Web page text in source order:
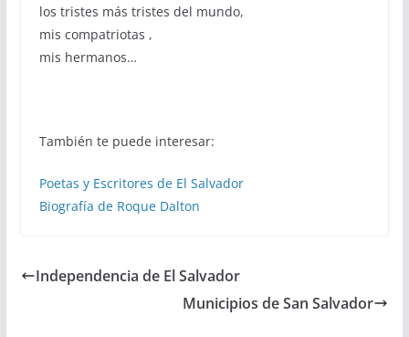
los tristes más tristes del mundo,
mis compatriotas ,
mis hermanos…
También te puede interesar:
Poetas y Escritores de El Salvador
Biografía de Roque Dalton
Independencia de El Salvador
Municipios de San Salvador